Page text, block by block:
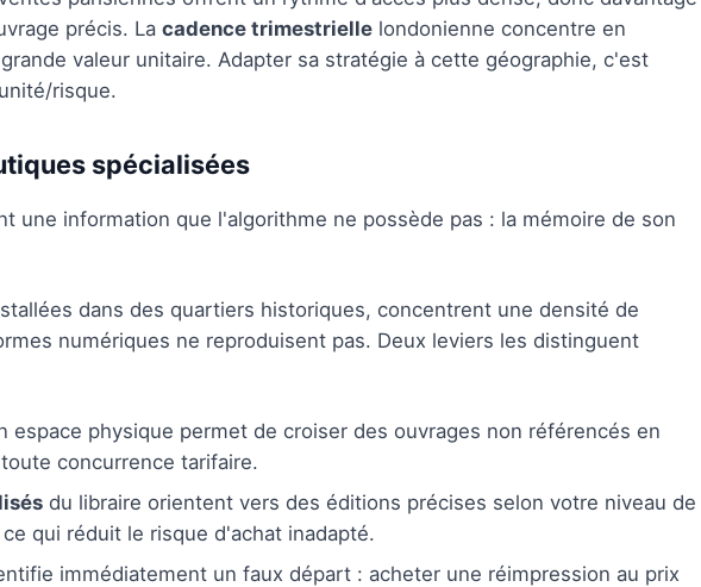
précis. La cadence trimestrielle londonienne concentre en
valeur unitaire. Adapter sa stratégie à cette géographie, c'est
risque.
spécialisées
une information que l'algorithme ne possède pas : la mémoire de son
dans des quartiers historiques, concentrent une densité de
numériques ne reproduisent pas. Deux leviers les distinguent
espace physique permet de croiser des ouvrages non référencés en
concurrence tarifaire.
du libraire orientent vers des éditions précises selon votre niveau de
qui réduit le risque d'achat inadapté.
immédiatement un faux départ : acheter une réimpression au prix